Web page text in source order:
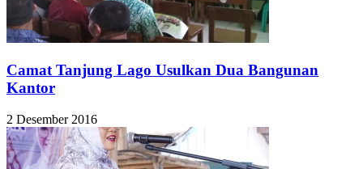
Camat Tanjung Lago Usulkan Dua Bangunan
Kantor
2 Desember 2016